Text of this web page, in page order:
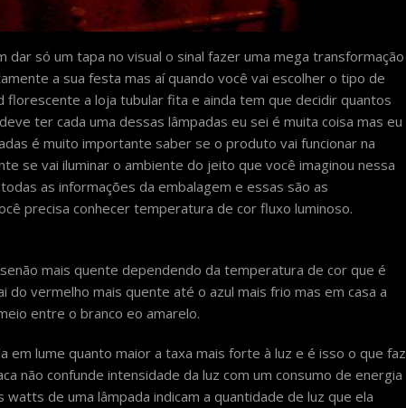
só um tapa no visual o sinal fazer uma mega transformação
a sua festa mas aí quando você vai escolher o tipo de
florescente a loja tubular fita e ainda tem que decidir quantos
ter cada uma dessas lâmpadas eu sei é muita coisa mas eu
é muito importante saber se o produto vai funcionar na
se vai iluminar o ambiente do jeito que você imaginou nessa
as informações da embalagem e essas são as
precisa conhecer temperatura de cor fluxo luminoso.
mais quente dependendo da temperatura de cor que é
do vermelho mais quente até o azul mais frio mas em casa a
entre o branco eo amarelo.
em lume quanto maior a taxa mais forte à luz e é isso o que faz
não confunde intensidade da luz com um consumo de energia
de uma lâmpada indicam a quantidade de luz que ela